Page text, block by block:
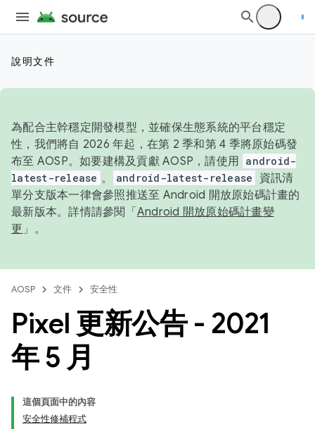
說明文件
為配合主幹穩定開發模型，並確保生態系統的平台穩定
性，我們將自 2026 年起，在第 2 季和第 4 季將原始碼發
布至 AOSP。如要建構及貢獻 AOSP，請使用 android-
latest-release 。 android-latest-release
資訊清
單分支版本一律會參照推送至 Android 開放原始碼計畫的
最新版本。詳情請參閱「 Android 開放原始碼計畫變
更 」。
AOSP 文件 安全性
Pixel 更新公告 - 2021
年 5 月
這個頁面中的內容
安全性修補程式